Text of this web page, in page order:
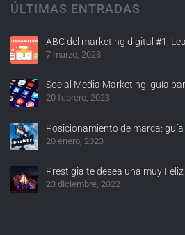
ÚLTIMAS ENTRADAS
ABC del marketing digital #1:
7 marzo, 2023
Social Media Marketing: guía
20 febrero, 2023
Posicionamiento de marca:
20 enero, 2023
Prestigia te desea una muy
23 diciembre, 2022